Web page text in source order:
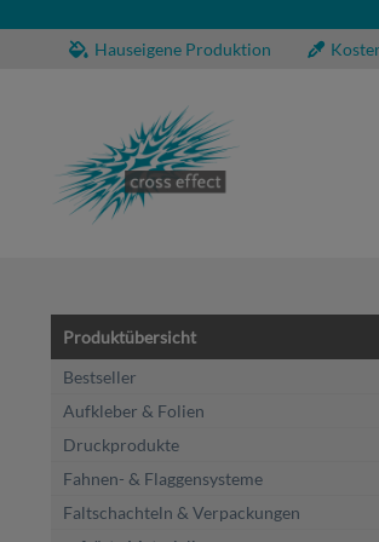
Hauseigene Produktion
Produktübersicht
Bestseller
Aufkleber & Folien
Druckprodukte
Fahnen- & Flaggensysteme
Faltschachteln & Verpackungen